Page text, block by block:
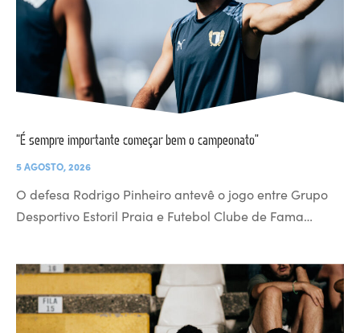
“É sempre importante começar bem o campeonato”
5 AGOSTO, 2026
O defesa Rodrigo Pinheiro antevê o jogo entre Grupo
Desportivo Estoril Praia e Futebol Clube de Fama…